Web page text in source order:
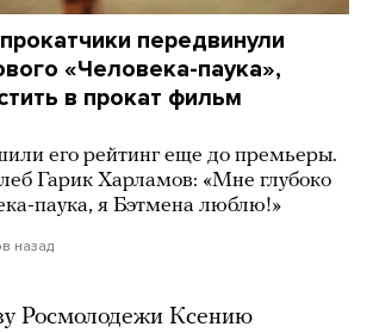
передвинули
«Человека-паука»,
в прокат фильм
его рейтинг еще до премьеры.
Гарик Харламов: «Мне глубоко
паука, я Бэтмена люблю!»
назад
Росмолодежи Ксению